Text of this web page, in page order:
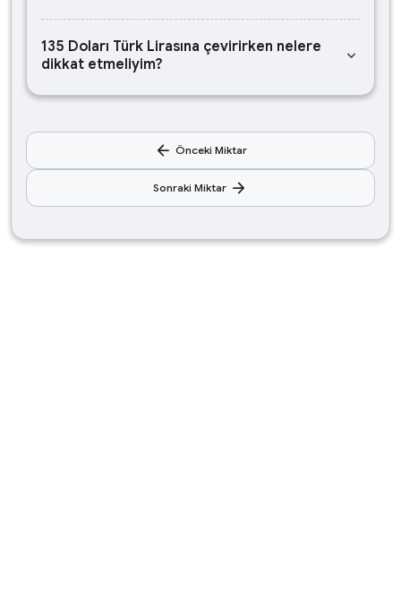
135 Doları Türk Lirasına çevirirken nelere
dikkat etmeliyim?
keyboard_arrow_down
arrow_back Önceki Miktar
Sonraki Miktar arrow_forward